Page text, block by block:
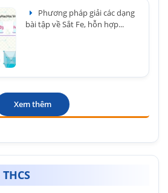
Phương pháp giải các dạng
bài tập về Sắt Fe, hỗn hợp...
Xem thêm